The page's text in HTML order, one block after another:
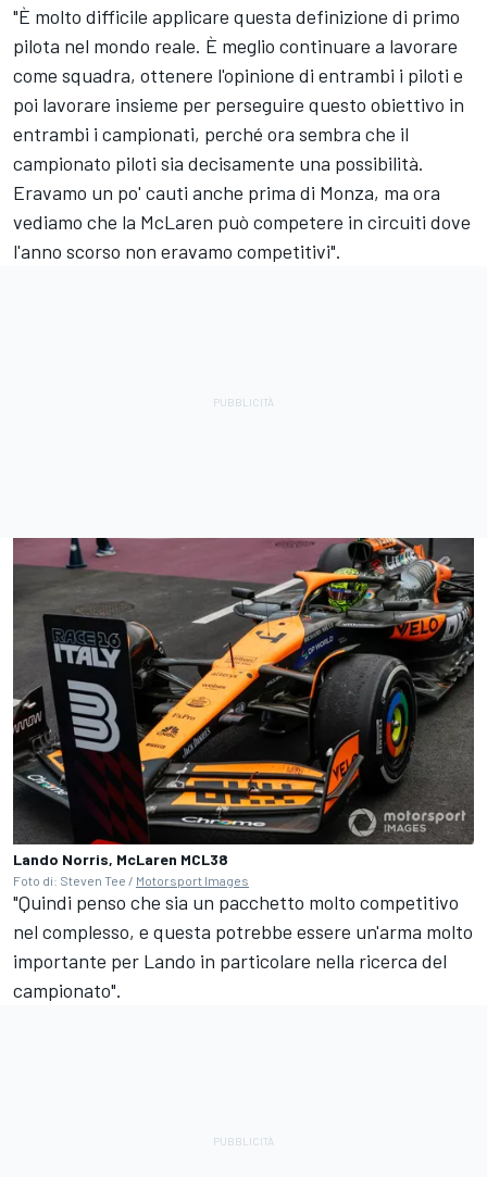
"È molto difficile applicare questa definizione di primo
pilota nel mondo reale. È meglio continuare a lavorare
come squadra, ottenere l'opinione di entrambi i piloti e
poi lavorare insieme per perseguire questo obiettivo in
entrambi i campionati, perché ora sembra che il
campionato piloti sia decisamente una possibilità.
Eravamo un po' cauti anche prima di Monza, ma ora
vediamo che la McLaren può competere in circuiti dove
l'anno scorso non eravamo competitivi".
Lando Norris, McLaren MCL38
Foto di: Steven Tee / Motorsport Images
"Quindi penso che sia un pacchetto molto competitivo
nel complesso, e questa potrebbe essere un'arma molto
importante per Lando in particolare nella ricerca del
campionato".